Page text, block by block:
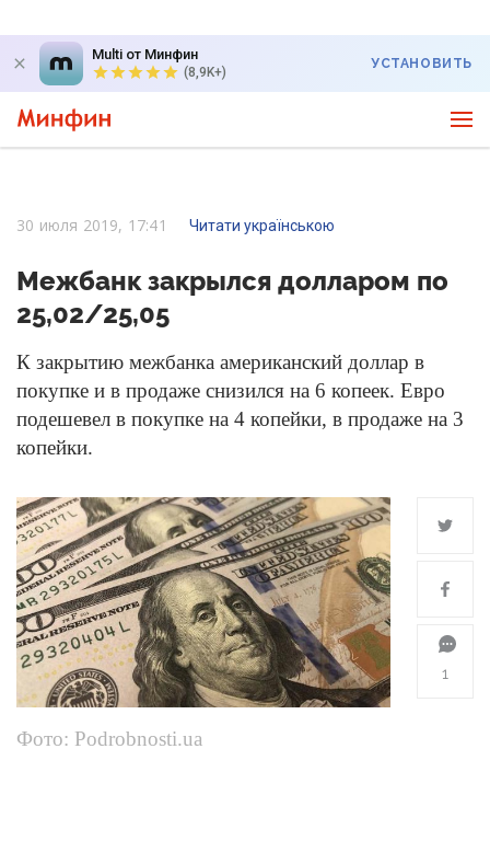
Multi от Минфин
(8,9K+)
УСТАНОВИТЬ
30 июля 2019, 17:41 Читати українською
Межбанк закрылся долларом по
25,02/25,05
К закрытию межбанка американский доллар в
покупке и в продаже снизился на 6 копеек. Евро
подешевел в покупке на 4 копейки, в продаже на 3
копейки.
Фото: Podrobnosti.ua
1